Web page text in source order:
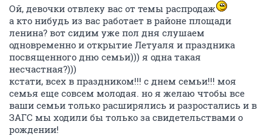
Ой, девочки отвлеку вас от темы распродаж
а кто нибудь из вас работает в районе площади
ленина? вот сидим уже пол дня слушаем
одновременно и открытие Летуаля и праздника
посвященного дню семьи))) я одна такая
несчастная?)))
кстати, всех в праздником!!! с днем семьи!!! моя
семья еще совсем молодая. но я желаю чтобы все
ваши семьи только расширялись и разростались и в
ЗАГС мы ходили бы только за свидетельствами о
рождении!